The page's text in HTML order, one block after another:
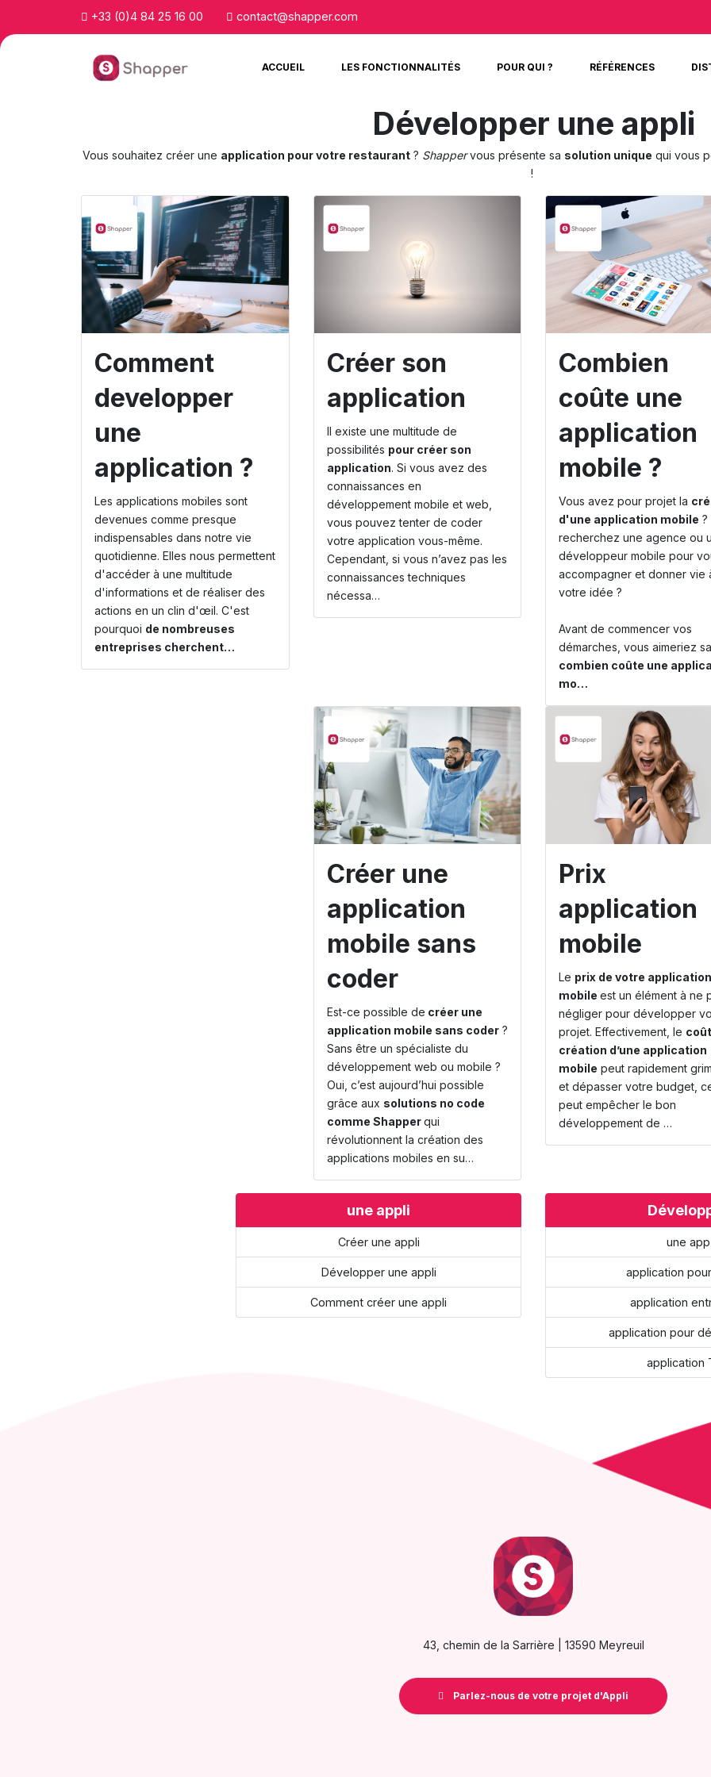
+33 (0)4 84 25 16 00 contact@shapper.com
ACCUEIL LES FONCTIONNALITÉS POUR QUI ? RÉFÉRENCES
Développer une appli
Vous souhaitez créer une application pour votre restaurant ? Shappervous présente sa solution unique qui vous
!
Comment
developper
une
application ?
Les applications mobiles sont
devenues comme presque
indispensables dans notre vie
quotidienne. Elles nous permettent
d'accéder à une multitude
d'informations et de réaliser des
actions en un clin d'œil. C'est
pourquoi de nombreuses
entreprises cherchent…
Créer son
application
Il existe une multitude de
possibilités pour créer son
application. Si vous avez des
connaissances en
développement mobile et web,
vous pouvez tenter de coder
votre application vous-même.
Cependant, si vous n’avez pas les
connaissances techniques
nécessa…
Combien
coûte une
application
mobile ?
Vous avez pour projet la
d'une application mobile ?
recherchez une agence ou
développeur mobile pour
accompagner et donner vie
votre idée ?
Avant de commencer vos
démarches, vous aimeriez
combien coûte une
mo…
Créer une
application
mobile sans
coder
Est-ce possible de créer une
application mobile sans coder?
Sans être un spécialiste du
développement web ou mobile ?
Oui, c’est aujourd’hui possible
grâce aux solutions no code
comme Shapper qui
révolutionnent la création des
applications mobiles en su…
Prix
application
mobile
Le prix de votre application
mobile est un élément à ne
négliger pour développer
projet. Effectivement, le
création d’une application
mobile peut rapidement
et dépasser votre budget,
peut empêcher le bon
développement de …
une appli
Créer une appli
Développer une appli
Comment créer une appli
une app
application
application
application pour
application
43, chemin de la Sarrière | 13590 Meyreuil
Parlez-nous de votre projet d'Appli